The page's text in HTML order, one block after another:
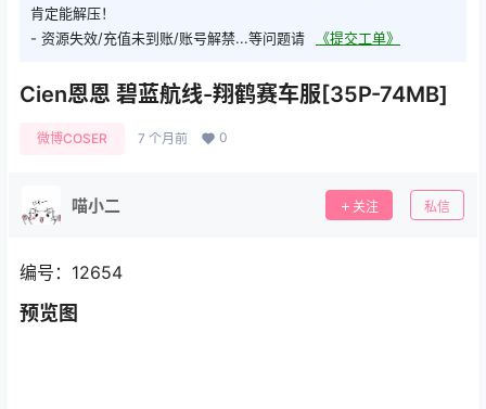
肯定能解压！
- 资源失效/充值未到账/账号解禁...等问题请
《提交工单》
Cien恩恩 碧蓝航线-翔鹤赛车服[35P-74MB]
微博COSER 7 个月前 0
喵小二 关注 私信
编号：12654
预览图